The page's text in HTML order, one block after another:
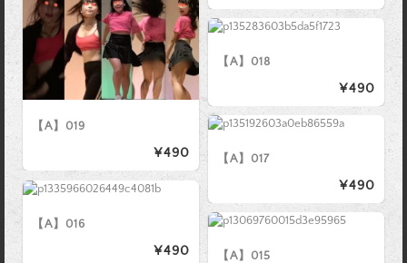
【A】019
¥490
【A】018
¥490
【A】017
¥490
【A】016
¥490 【A】015